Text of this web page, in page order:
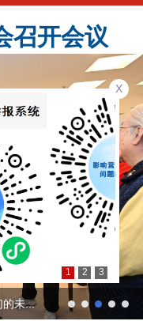
召开会议
的未...
1 2 3
X